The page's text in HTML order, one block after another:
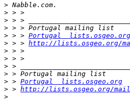
>
>
>
>
> > > Portugal  lists.osgeo.org
> > > http://lists.osgeo.org/
>
>
>
>
> > Portugal  lists.osgeo.org
> > http://lists.osgeo.org/
>